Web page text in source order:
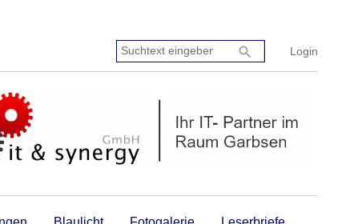
Login
Suchtext
eingeben:
search